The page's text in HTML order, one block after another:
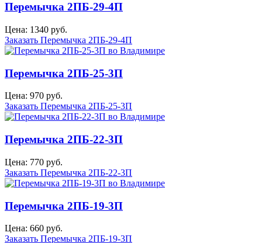
Перемычка 2ПБ-29-4П
Цена: 1340 руб.
Заказать Перемычка 2ПБ-29-4П
Перемычка 2ПБ-25-3П
Цена: 970 руб.
Заказать Перемычка 2ПБ-25-3П
Перемычка 2ПБ-22-3П
Цена: 770 руб.
Заказать Перемычка 2ПБ-22-3П
Перемычка 2ПБ-19-3П
Цена: 660 руб.
Заказать Перемычка 2ПБ-19-3П